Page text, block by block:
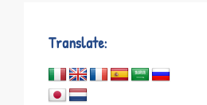
Translate: